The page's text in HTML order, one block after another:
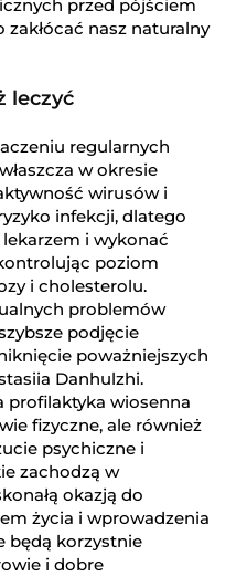
przed pójściem
nasz naturalny
leczyć
regularnych
w okresie
wirusów i
infekcji, dlatego
i wykonać
poziom
i cholesterolu.
problemów
podjęcie
poważniejszych
Danhulzhi.
profilaktyka wiosenna
fizyczne, ale również
psychiczne i
zachodzą w
okazją do
życia i wprowadzenia
będą korzystnie
i dobre